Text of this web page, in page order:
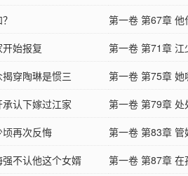
第一卷 第67章 他
始报复
第一卷 第71章
命？
穿陶琳是惯三 第一卷 第75章 她
认下嫁过江家 第一卷 第79章 处
再次反悔 第一卷 第83章
不认他这个女婿 第一卷 第87章 在